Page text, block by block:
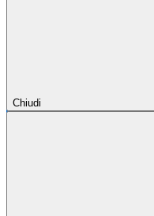
Chiudi